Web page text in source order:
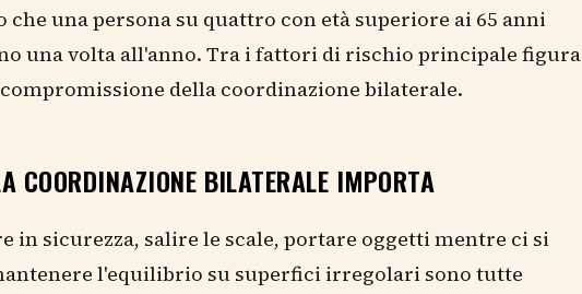
che una persona su quattro con età superiore ai 65 anni
una volta all'anno. Tra i fattori di rischio principale figura
della coordinazione bilaterale.
COORDINAZIONE BILATERALE IMPORTA
in sicurezza, salire le scale, portare oggetti mentre ci si
l'equilibrio su superfici irregolari sono tutte